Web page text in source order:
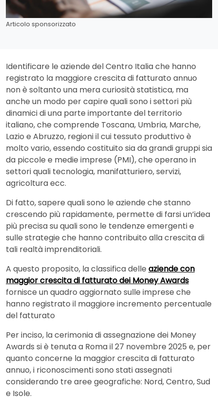
Articolo sponsorizzato
Identificare le aziende del Centro Italia che hanno
registrato la maggiore crescita di fatturato annuo
non è soltanto una mera curiosità statistica, ma
anche un modo per capire quali sono i settori più
dinamici di una parte importante del territorio
italiano, che comprende Toscana, Umbria, Marche,
Lazio e Abruzzo, regioni il cui tessuto produttivo è
molto vario, essendo costituito sia da grandi gruppi sia
da piccole e medie imprese (PMI), che operano in
settori quali tecnologia, manifatturiero, servizi,
agricoltura ecc.
Di fatto, sapere quali sono le aziende che stanno
crescendo più rapidamente, permette di farsi un’idea
più precisa su quali sono le tendenze emergenti e
sulle strategie che hanno contribuito alla crescita di
tali realtà imprenditoriali.
A questo proposito, la classifica delle aziende con
maggior crescita di fatturato dei Money Awards
fornisce un quadro aggiornato sulle imprese che
hanno registrato il maggiore incremento percentuale
del fatturato
Per inciso, la cerimonia di assegnazione dei Money
Awards si è tenuta a Roma il 27 novembre 2025 e, per
quanto concerne la maggior crescita di fatturato
annuo, i riconoscimenti sono stati assegnati
considerando tre aree geografiche: Nord, Centro, Sud
e Isole.